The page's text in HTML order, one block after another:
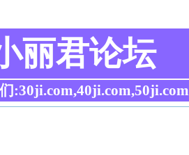
丽君论坛
:30ji.com,40ji.com,50ji.com